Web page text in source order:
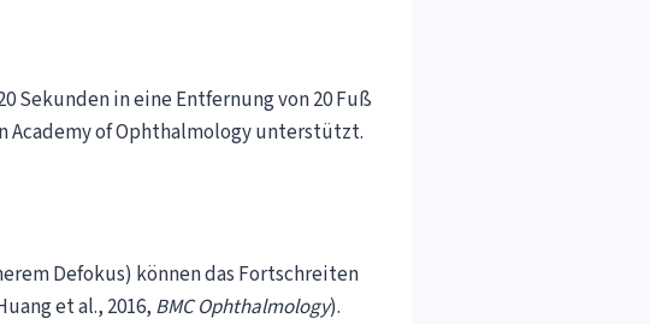
Sekunden in eine Entfernung von 20 Fuß
Academy of Ophthalmology unterstützt.
Defokus) können das Fortschreiten
et al., 2016, BMC Ophthalmology).